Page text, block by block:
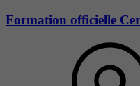
Formation officielle